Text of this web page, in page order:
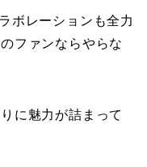
ボレーションも全力
ファンならやらな
に魅力が詰まって